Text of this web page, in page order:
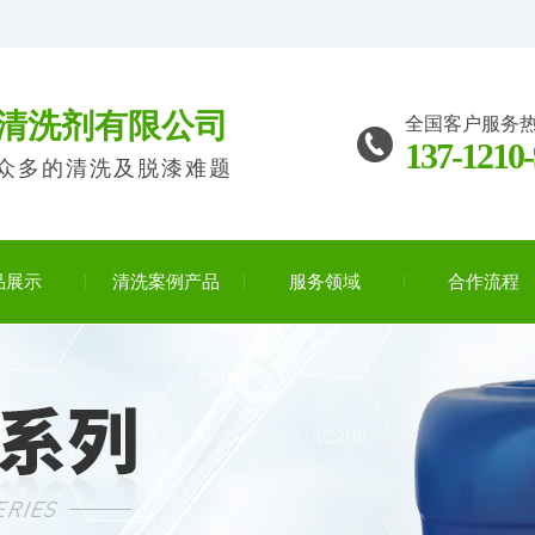
洗剂有限公司
多的清洗及脱漆难题
全国客户服务
137-
展示 清洗案例产品 服务领域 合作流程